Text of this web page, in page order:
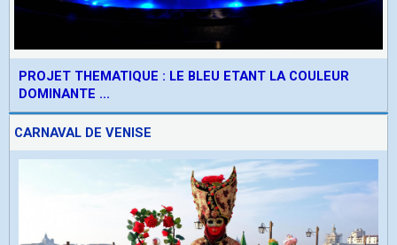
PROJET THEMATIQUE : LE BLEU ETANT LA COULEUR
DOMINANTE ...
CARNAVAL DE VENISE